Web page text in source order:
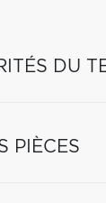
DU
PIÈCES